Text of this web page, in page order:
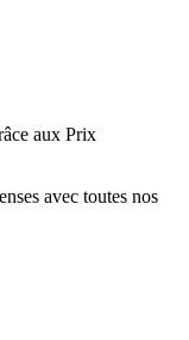
aux Prix
avec toutes nos